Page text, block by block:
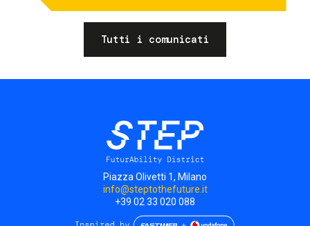
Tutti i comunicati
Piazza Olivetti 1, Milano
info@steptothefuture.it
+39 02 33 020 088